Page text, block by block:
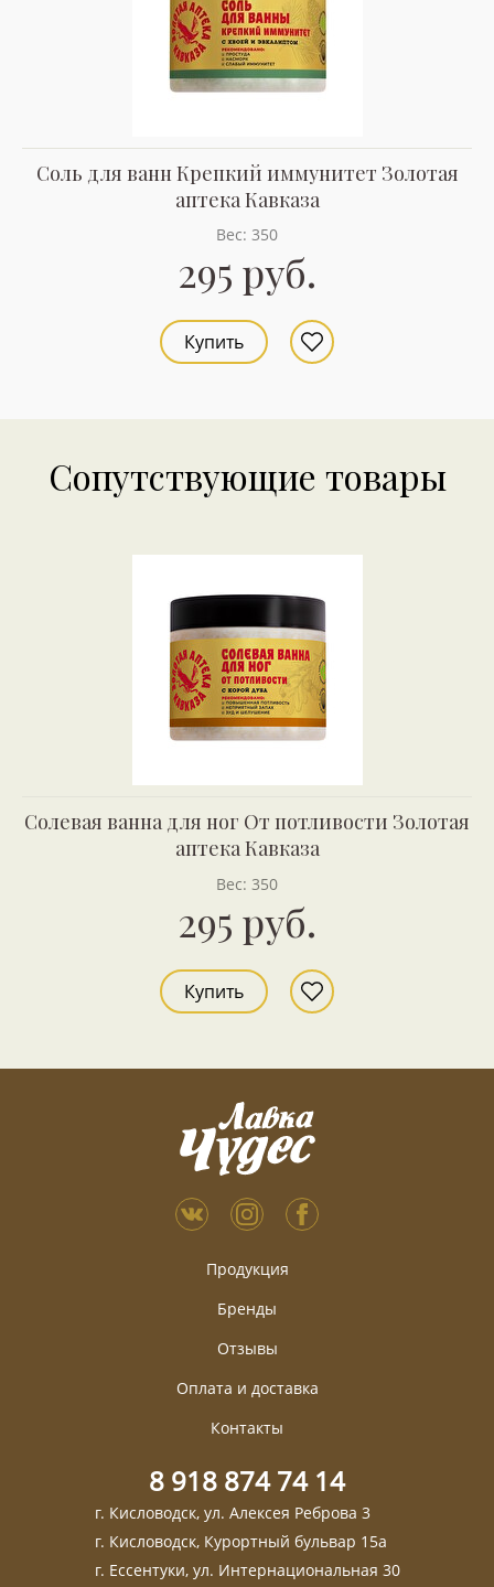
Соль для ванн Крепкий иммунитет Золотая
аптека Кавказа
Вес: 350
295 руб.
Купить
Сопутствующие товары
Солевая ванна для ног От потливости Золотая
аптека Кавказа
Вес: 350
295 руб.
Купить
Продукция
Бренды
Отзывы
Оплата и доставка
Контакты
8 918 874 74 14
г. Кисловодск, ул. Алексея Реброва 3
г. Кисловодск, Курортный бульвар 15а
г. Ессентуки, ул. Интернациональная 30